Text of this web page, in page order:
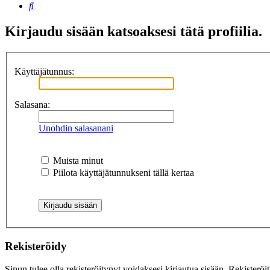
Etsi
Kirjaudu sisään katsoaksesi tätä profiilia.
Käyttäjätunnus:
Salasana:
Unohdin salasanani
Muista minut
Piilota käyttäjätunnukseni tällä kertaa
Rekisteröidy